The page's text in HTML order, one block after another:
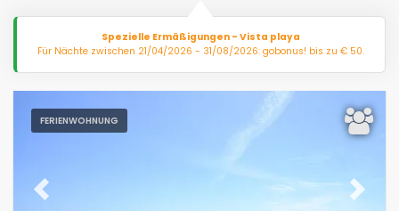
Spezielle Ermäßigungen - Vista playa
Für Nächte zwischen 21/04/2026 - 31/08/2026: gobonus! bis zu € 50.
FERIENWOHNUNG
Previous Next